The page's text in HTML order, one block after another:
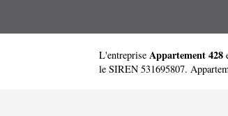
L'entreprise Appartement 428
le SIREN 531695807.